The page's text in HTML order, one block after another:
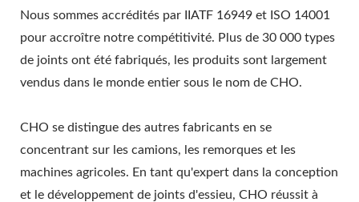
Nous sommes accrédités par IIATF 16949 et ISO 14001
pour accroître notre compétitivité. Plus de 30 000 types
de joints ont été fabriqués, les produits sont largement
vendus dans le monde entier sous le nom de CHO.
CHO se distingue des autres fabricants en se
concentrant sur les camions, les remorques et les
machines agricoles. En tant qu'expert dans la conception
et le développement de joints d'essieu, CHO réussit à